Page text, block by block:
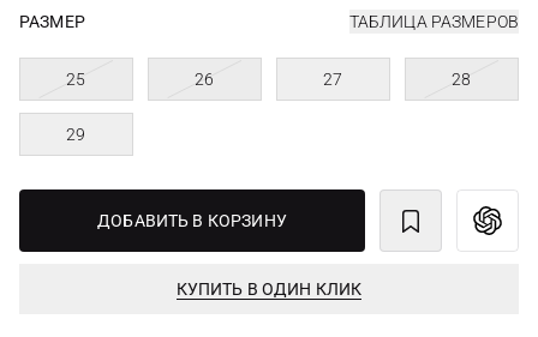
РАЗМЕР ТАБЛИЦА РАЗМЕРОВ
25 26 27 28
29
ДОБАВИТЬ В КОРЗИНУ
КУПИТЬ В ОДИН КЛИК